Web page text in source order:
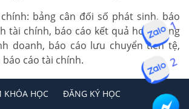
bảng cân đối số phát sinh, báo
tài chính, báo cáo kết quả hoạt động
doanh, báo cáo lưu chuyển tiền tệ,
cáo tài chính.
Tờ khai thuế GTGT, TNCN, TNDN
hiện hành
HỌC ĐĂNG KÍ HỌC
2 Tư vấn facebook
HỌC ĐĂNG KÝ HỌC
1
2